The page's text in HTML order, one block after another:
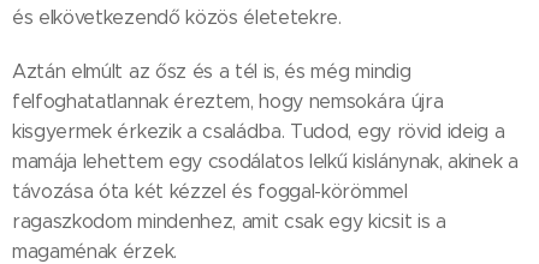
és elkövetkezendő közös életetekre.
Aztán elmúlt az ősz és a tél is, és még mindig
felfoghatatlannak éreztem, hogy nemsokára újra
kisgyermek érkezik a családba. Tudod, egy rövid ideig a
mamája lehettem egy csodálatos lelkű kislánynak, akinek a
távozása óta két kézzel és foggal-körömmel
ragaszkodom mindenhez, amit csak egy kicsit is a
magaménak érzek.